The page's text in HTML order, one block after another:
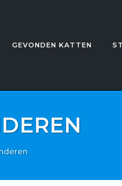
GEVONDEN KATTEN